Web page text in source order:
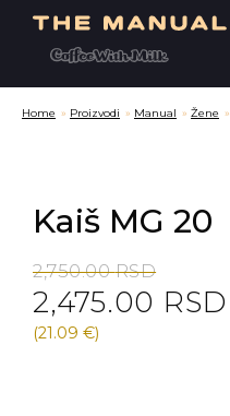
Home » Proizvodi » Manual » Žene »
Kaiš MG 20
2,750.00RSD
Original
price
was:
2,475.00 RSD
Current
price
is:
(21.09 €)